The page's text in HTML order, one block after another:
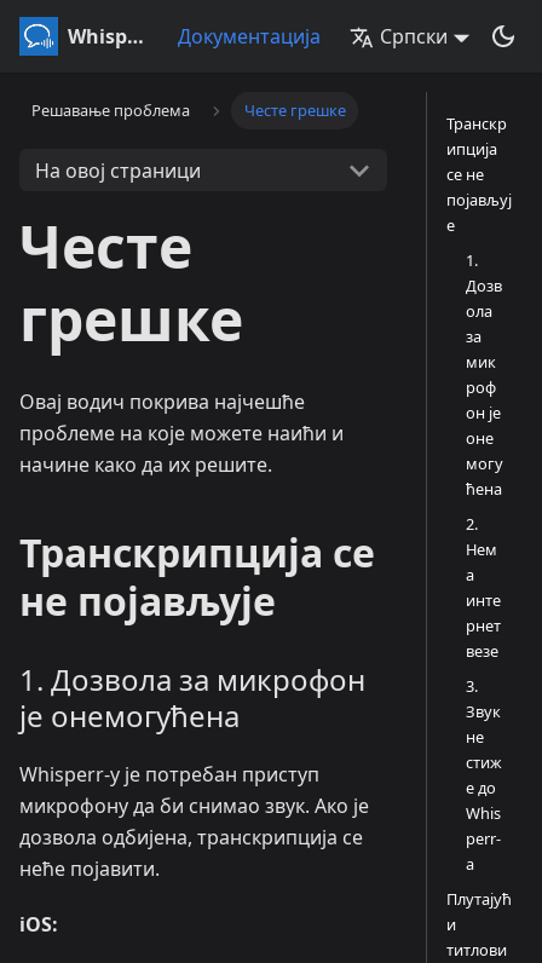
Whisperr Документација Српски
Решавање проблема Честе грешке
На овој страници
Честе
грешке
Овај водич покрива најчешће
проблеме на које можете наићи и
начине како да их решите.
Транскрипција се
не појављује
1. Дозвола за микрофон
је онемогућена
Whisperr-у је потребан приступ
микрофону да би снимао звук. Ако је
дозвола одбијена, транскрипција се
неће појавити.
iOS:
Транскр
ипција
се не
појављуј
е
1.
Дозв
ола
за
мик
роф
он је
оне
могу
ћена
2.
Нем
а
инте
рнет
везе
3.
Звук
не
стиж
е до
Whis
perr-
а
Плутајућ
и
титлови